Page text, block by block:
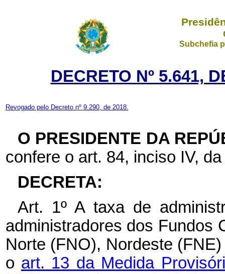
Subchefia
DECRETO Nº 5.641,
Revogado pelo Decreto nº 9.290, de 2018.
O PRESIDENTE DA
confere o art. 84, inciso IV,
DECRETA:
Art. 1º A taxa de
administradores dos Fundos
Norte (FNO), Nordeste
o art. 13 da Medida